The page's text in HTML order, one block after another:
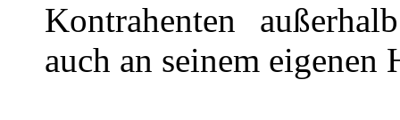
Kontrahenten
auch an seinem